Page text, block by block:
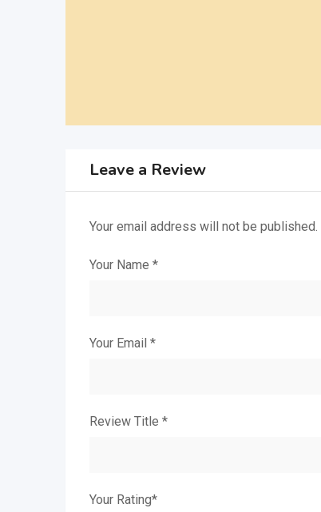
Leave a Review
Your email address will not be published.
Your Name *
Your Email *
Review Title *
Your Rating*